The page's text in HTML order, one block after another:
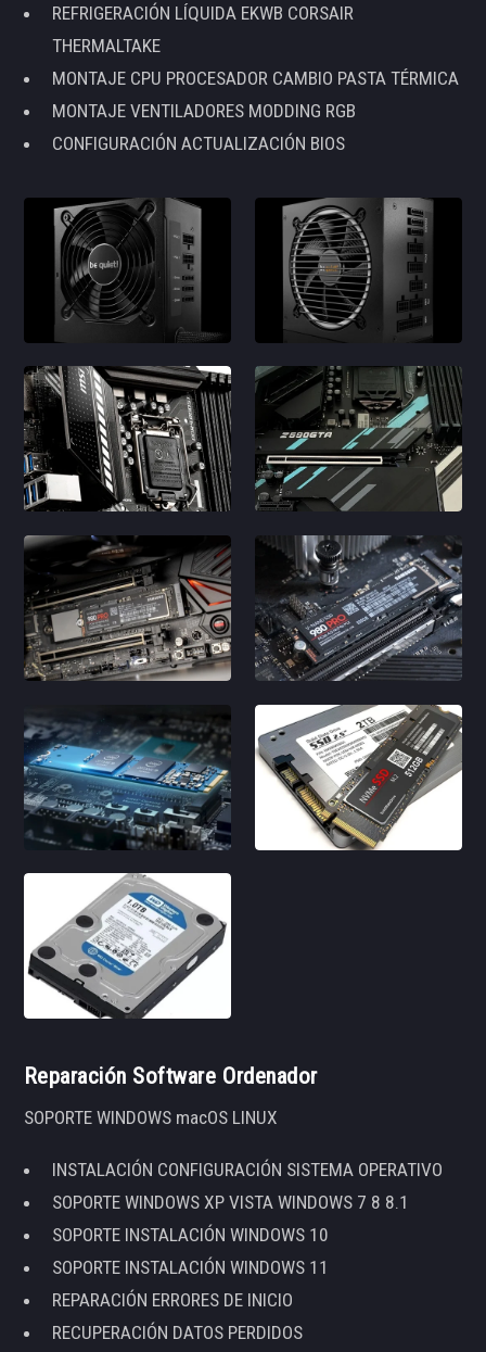
REFRIGERACIÓN LÍQUIDA EKWB CORSAIR
THERMALTAKE
MONTAJE CPU PROCESADOR CAMBIO PASTA TÉRMICA
MONTAJE VENTILADORES MODDING RGB
CONFIGURACIÓN ACTUALIZACIÓN BIOS
Reparación Software Ordenador
SOPORTE WINDOWS macOS LINUX
INSTALACIÓN CONFIGURACIÓN SISTEMA OPERATIVO
SOPORTE WINDOWS XP VISTA WINDOWS 7 8 8.1
SOPORTE INSTALACIÓN WINDOWS 10
SOPORTE INSTALACIÓN WINDOWS 11
REPARACIÓN ERRORES DE INICIO
RECUPERACIÓN DATOS PERDIDOS